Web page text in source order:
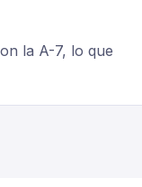
la A-7, lo que